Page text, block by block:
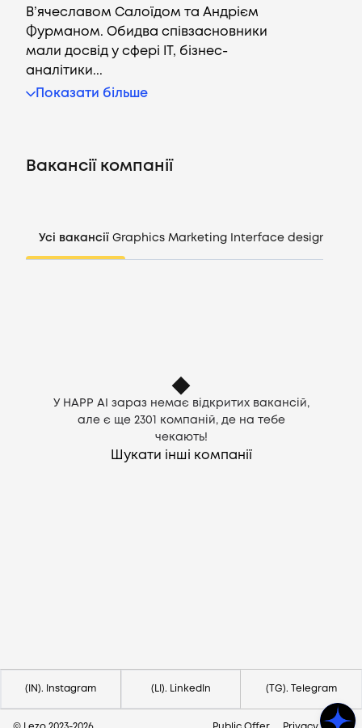
CV генератор
В’ячеславом Салоїдом та Андрієм
Фурманом. Обидва співзасновники
мали досвід у сфері IT, бізнес-
аналітики...
Показати більше
Вакансії компанії
Усі вакансії Graphics Marketing Interface design
У HAPP AI зараз немає відкритих вакансій,
але є ще 2301
компаній, де на тебе
чекають!
Шукати інші компанії
(IN). Instagram (LI). LinkedIn (TG). Telegram